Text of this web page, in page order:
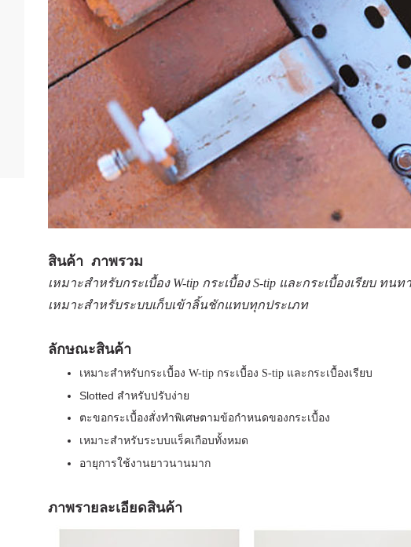
สินค้า ภาพรวม
เหมาะสำหรับกระเบื้อง W-tip กระเบื้อง S-tip และกระเบื้องเรียบ ท
เหมาะสำหรับระบบเก็บเข้าลิ้นชักแทบทุกประเภท
ลักษณะสินค้า
เหมาะสำหรับกระเบื้อง W-tip กระเบื้อง S-tip และกระเบื้องเรียบ
Slotted สำหรับปรับง่าย
ตะขอกระเบื้องสั่งทำพิเศษตามข้อกำหนดของกระเบื้อง
เหมาะสำหรับระบบแร็คเกือบทั้งหมด
อายุการใช้งานยาวนานมาก
ภาพรายละเอียดสินค้า